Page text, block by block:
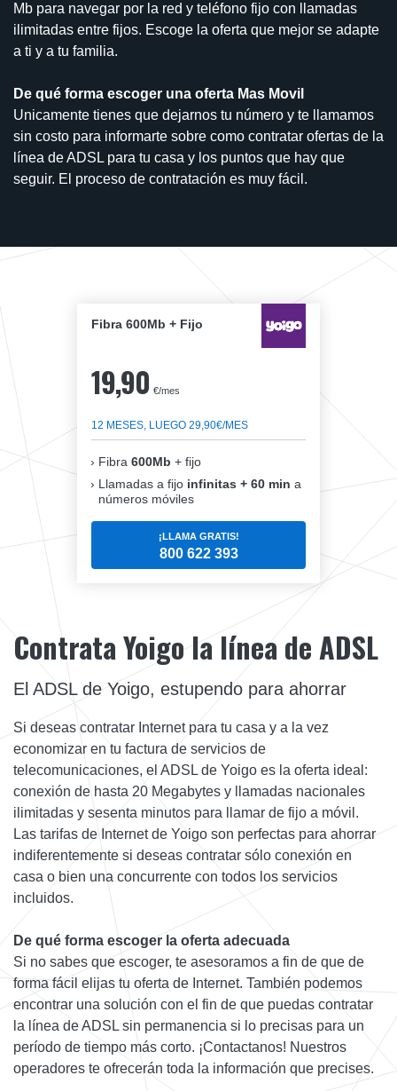
Mb para navegar por la red y teléfono fijo con llamadas
ilimitadas entre fijos. Escoge la oferta que mejor se adapte
a ti y a tu familia.
De qué forma escoger una oferta Mas Movil
Unicamente tienes que dejarnos tu número y te llamamos
sin costo para informarte sobre como contratar ofertas de la
línea de ADSL para tu casa y los puntos que hay que
seguir. El proceso de contratación es muy fácil.
Fibra 600Mb + Fijo
19,90 €/mes
12 MESES, LUEGO 29,90€/MES
Fibra 600Mb + fijo
Llamadas a fijo infinitas + 60 min a
números móviles
¡LLAMA GRATIS!
800 622 393
Contrata Yoigo la línea de ADSL
El ADSL de Yoigo, estupendo para ahorrar
Si deseas contratar Internet para tu casa y a la vez
economizar en tu factura de servicios de
telecomunicaciones, el ADSL de Yoigo es la oferta ideal:
conexión de hasta 20 Megabytes y llamadas nacionales
ilimitadas y sesenta minutos para llamar de fijo a móvil.
Las tarifas de Internet de Yoigo son perfectas para ahorrar
indiferentemente si deseas contratar sólo conexión en
casa o bien una concurrente con todos los servicios
incluidos.
De qué forma escoger la oferta adecuada
Si no sabes que escoger, te asesoramos a fin de que de
forma fácil elijas tu oferta de Internet. También podemos
encontrar una solución con el fin de que puedas contratar
la línea de ADSL sin permanencia si lo precisas para un
período de tiempo más corto. ¡Contactanos! Nuestros
operadores te ofrecerán toda la información que precises.